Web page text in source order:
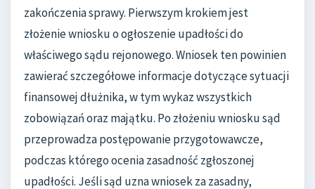
zakończenia sprawy. Pierwszym krokiem jest
złożenie wniosku o ogłoszenie upadłości do
właściwego sądu rejonowego. Wniosek ten powinien
zawierać szczegółowe informacje dotyczące sytuacji
finansowej dłużnika, w tym wykaz wszystkich
zobowiązań oraz majątku. Po złożeniu wniosku sąd
przeprowadza postępowanie przygotowawcze,
podczas którego ocenia zasadność zgłoszonej
upadłości. Jeśli sąd uzna wniosek za zasadny,